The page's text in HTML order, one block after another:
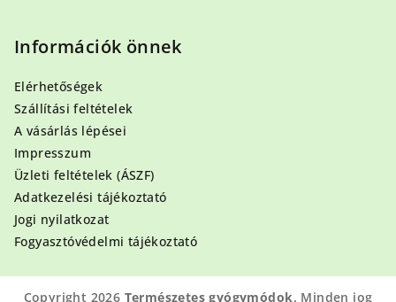
Információk önnek
Elérhetőségek
Szállítási feltételek
A vásárlás lépései
Impresszum
Üzleti feltételek (ÁSZF)
Adatkezelési tájékoztató
Jogi nyilatkozat
Fogyasztóvédelmi tájékoztató
Copyright 2026 Természetes gyógymódok. Minden jog